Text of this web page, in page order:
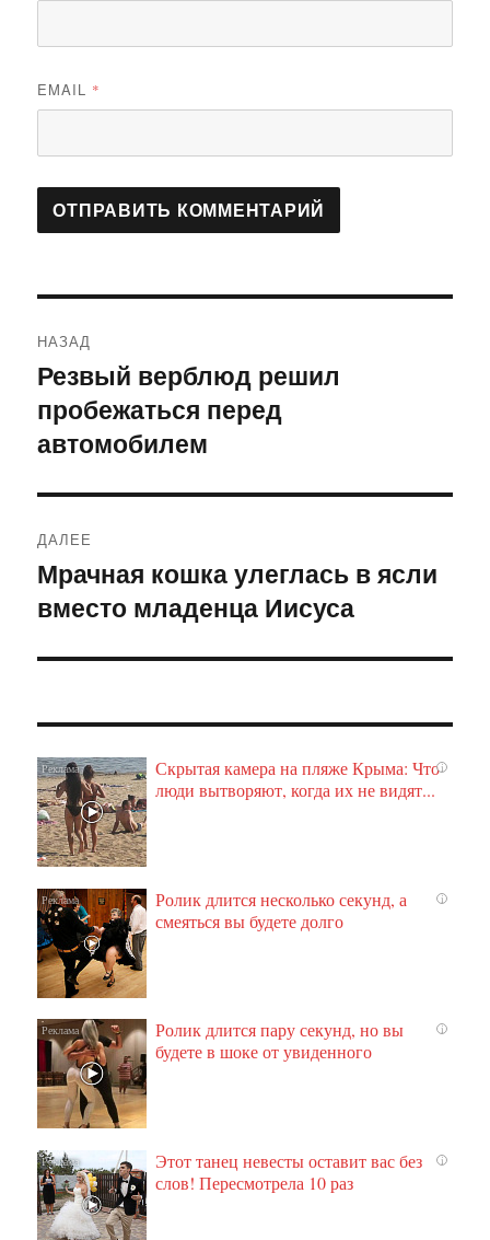
EMAIL *
по
записям
НАЗАД
Предыдущая
запись:
Резвый верблюд решил
пробежаться перед
автомобилем
ДАЛЕЕ
Следующая
запись:
Мрачная кошка улеглась в ясли
вместо младенца Иисуса
i
Скрытая камера на пляже Крыма: Что
люди вытворяют, когда их не видят...
i
Ролик длится несколько секунд, а
смеяться вы будете долго
i
Ролик длится пару секунд, но вы
будете в шоке от увиденного
i
Этот танец невесты оставит вас без
слов! Пересмотрела 10 раз